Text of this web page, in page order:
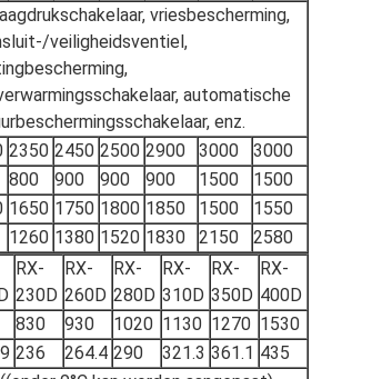
vriesbescherming,
veiligheidsventiel,
automatische
enz.
2350 2450 2500 2900 3000
3000
800 900 900 900 1500
1500
1650 1750 1800 1850 1500
1550
1260 1380 1520 1830 2150
2580
RX-
230D
RX-
260D
RX-
280D
RX-
310D
RX-
350D
RX-
400D
830 930 1020 1130 1270 1530
236 264.4 290 321.3 361.1 435